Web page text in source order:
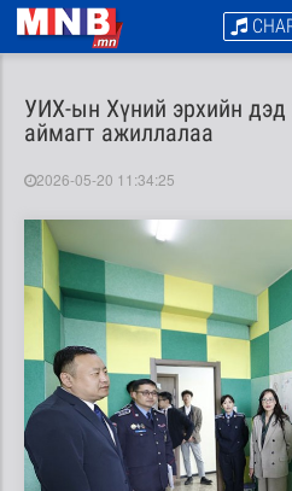
УИХ-ын Хүний эрхийн дэд
аймагт ажиллалаа
2026-05-20 11:34:25